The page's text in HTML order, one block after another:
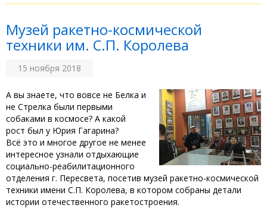
Музей ракетно-космической
техники им. С.П. Королева
15 ноября 2018
А вы знаете, что вовсе не Белка и
не Стрелка были первыми
собаками в космосе? А какой
рост был у Юрия Гагарина?
Всё это и многое другое не менее
интересное узнали отдыхающие
социально-реабилитационного
отделения г. Пересвета, посетив музей ракетно-космической
техники имени С.П. Королева, в котором собраны детали
истории отечественного ракетостроения.